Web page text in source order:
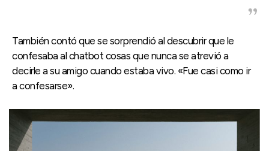
También contó que se sorprendió al descubrir que le
confesaba al chatbot cosas que nunca se atrevió a
decirle a su amigo cuando estaba vivo. «Fue casi como ir
a confesarse».